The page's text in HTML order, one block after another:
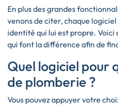
En plus des grandes
venons de citer, chaque
identité qui lui est propre. Voici
qui font la différence afin de
Quel logiciel pour
de plomberie ?
Vous pouvez appuyer votre